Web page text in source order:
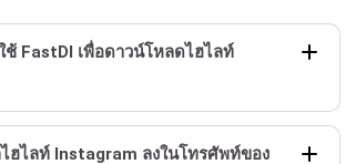
ช้ FastDl เพื่อดาวน์โหลดไฮไลท์
ฮไลท์ Instagram ลงในโทรศัพท์ของ